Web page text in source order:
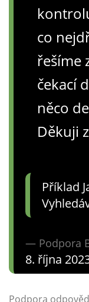
co
řešíme
čekací
něco
Děkuji
Příklad
— Podpora
8. října
Podpora